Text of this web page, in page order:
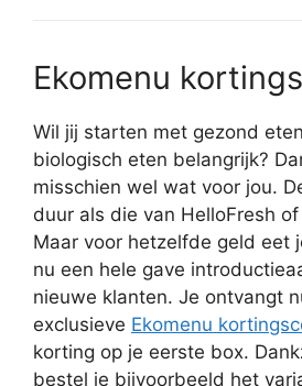
Ekomenu
Wil jij starten met gezond
biologisch eten belangrijk?
misschien wel wat voor jou.
duur als die van HelloFresh
Maar voor hetzelfde geld eet
nu een hele gave
nieuwe klanten. Je ontvangt
exclusieve Ekomenu
korting op je eerste box.
bestel je bijvoorbeeld het